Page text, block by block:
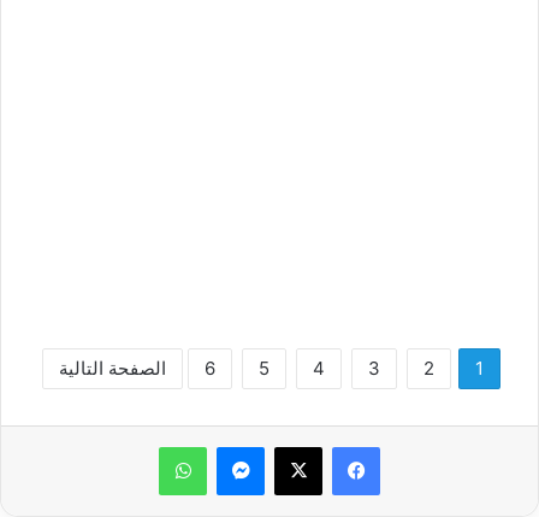
1
2
3
4
5
6 الصفحة التالية
ماسنجر واتساب